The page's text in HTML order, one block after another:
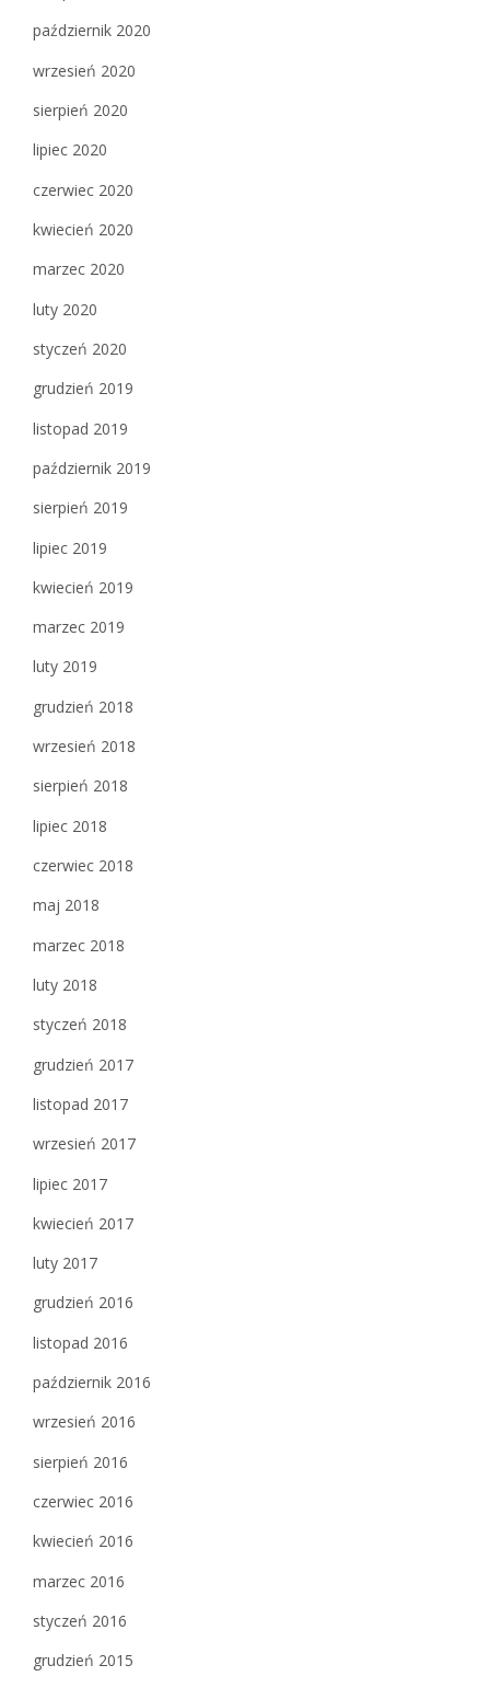
październik 2020
wrzesień 2020
sierpień 2020
lipiec 2020
czerwiec 2020
kwiecień 2020
marzec 2020
luty 2020
styczeń 2020
grudzień 2019
listopad 2019
październik 2019
sierpień 2019
lipiec 2019
kwiecień 2019
marzec 2019
luty 2019
grudzień 2018
wrzesień 2018
sierpień 2018
lipiec 2018
czerwiec 2018
maj 2018
marzec 2018
luty 2018
styczeń 2018
grudzień 2017
listopad 2017
wrzesień 2017
lipiec 2017
kwiecień 2017
luty 2017
grudzień 2016
listopad 2016
październik 2016
wrzesień 2016
sierpień 2016
czerwiec 2016
kwiecień 2016
marzec 2016
styczeń 2016
grudzień 2015